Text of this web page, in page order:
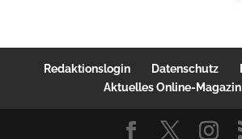
Redaktionslogin Datenschutz
Aktuelles Online-Magazin